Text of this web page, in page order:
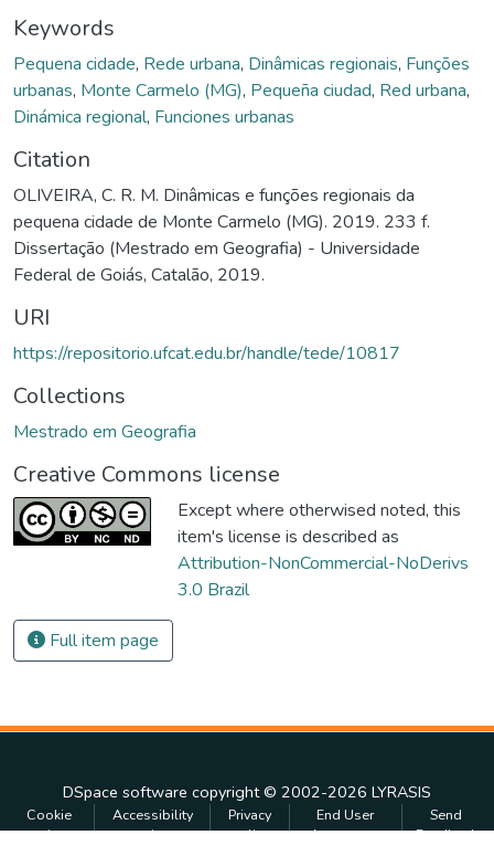
Keywords
Pequena cidade, Rede urbana, Dinâmicas regionais, Funções
urbanas, Monte Carmelo (MG), Pequeña ciudad, Red urbana,
Dinámica regional, Funciones urbanas
Citation
OLIVEIRA, C. R. M. Dinâmicas e funções regionais da
pequena cidade de Monte Carmelo (MG). 2019. 233 f.
Dissertação (Mestrado em Geografia) - Universidade
Federal de Goiás, Catalão, 2019.
URI
https://repositorio.ufcat.edu.br/handle/tede/10817
Collections
Mestrado em Geografia
Creative Commons license
Except where otherwised noted, this
item's license is described as
Attribution-NonCommercial-NoDerivs
3.0 Brazil
Full item page
DSpace software copyright © 2002-2026 LYRASIS
Cookie
settings
Accessibility
settings
Privacy
policy
End User
Agreement
Send
Feedback